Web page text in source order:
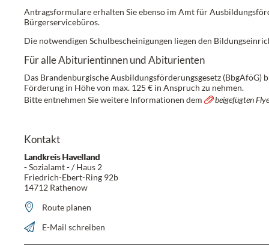
Antragsformulare erhalten Sie ebenso im Amt für
Bürgerservicebüros.
Die notwendigen Schulbescheinigungen liegen den
Für alle Abiturientinnen und Abiturienten
Das Brandenburgische Ausbildungsförderungsgesetz (BbgAföG)
Förderung in Höhe von max. 125 € in Anspruch zu nehmen.
Bitte entnehmen Sie weitere Informationen dem
beigefügten
Kontakt
Landkreis Havelland
- Sozialamt - / Haus 2
Friedrich-Ebert-Ring 92b
14712 Rathenow
Route planen
E-Mail schreiben